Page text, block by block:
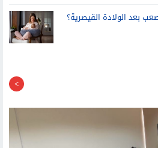
هل كل الأعشاب التي